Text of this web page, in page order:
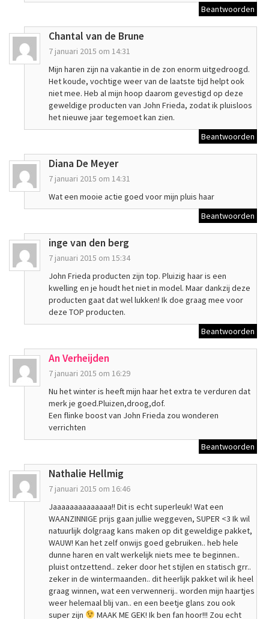
Beantwoorden
Chantal van de Brune
7 januari 2015 om 14:31
Mijn haren zijn na vakantie in de zon enorm uitgedroogd.
Het koude, vochtige weer van de laatste tijd helpt ook
niet mee. Heb al mijn hoop daarom gevestigd op deze
geweldige producten van John Frieda, zodat ik pluisloos
het nieuwe jaar tegemoet kan zien.
Beantwoorden
Diana De Meyer
7 januari 2015 om 14:31
Wat een mooie actie goed voor mijn pluis haar
Beantwoorden
inge van den berg
7 januari 2015 om 15:34
John Frieda producten zijn top. Pluizig haar is een
kwelling en je houdt het niet in model. Maar dankzij deze
producten gaat dat wel lukken! Ik doe graag mee voor
deze TOP producten.
Beantwoorden
An Verheijden
7 januari 2015 om 16:29
Nu het winter is heeft mijn haar het extra te verduren dat
merk je goed.Pluizen,droog,dof.
Een flinke boost van John Frieda zou wonderen
verrichten
Beantwoorden
Nathalie Hellmig
7 januari 2015 om 16:46
Jaaaaaaaaaaaaaa!! Dit is echt superleuk! Wat een
WAANZINNIGE prijs gaan jullie weggeven, SUPER <3 Ik wil
natuurlijk dolgraag kans maken op dit geweldige pakket,
WAUW! Kan het zelf onwijs goed gebruiken.. heb hele
dunne haren en valt werkelijk niets mee te beginnen..
pluist ontzettend.. zeker door het stijlen en statisch grr..
zeker in de wintermaanden.. dit heerlijk pakket wil ik heel
graag winnen, wat een verwennerij.. worden mijn haartjes
weer helemaal blij van.. en een beetje glans zou ook
super zijn
MAAK ME GEK! Ik ben fan hoor!!! Zou echt